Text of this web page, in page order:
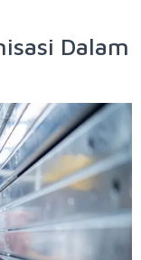
Dalam